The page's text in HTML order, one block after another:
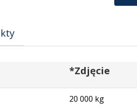
*Zdjęcie
20 000 kg